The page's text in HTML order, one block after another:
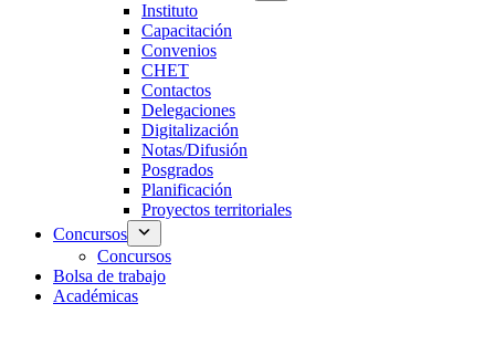
Instituto
Capacitación
Convenios
CHET
Contactos
Delegaciones
Digitalización
Notas/Difusión
Posgrados
Planificación
Proyectos territoriales
Concursos
Concursos
Bolsa de trabajo
Académicas